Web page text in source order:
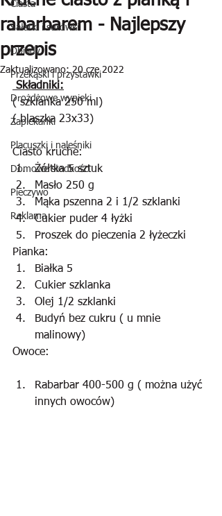
Ciasta
Sałatki i surówki
Obiady
Przekąski i przystawki
Drożdżowe wypieki
Zapiekanki
Placuszki i naleśniki
Domowe słodkości
Pieczywo
Reklama
rabarbarem - Najlepszy
przepis
Zaktualizowano:20 cze 2022
Składniki:
( szklanka 250 ml)
( blaszka 23x33)
Ciasto kruche:
Żółtka 5 sztuk
Masło 250 g
Mąka pszenna 2 i 1/2 szklanki
Cukier puder 4 łyżki
Proszek do pieczenia 2 łyżeczki
Pianka:
Białka 5
Cukier szklanka
Olej 1/2 szklanki
Budyń bez cukru ( u mnie
malinowy)
Owoce:
Rabarbar 400-500 g ( można użyć
innych owoców)